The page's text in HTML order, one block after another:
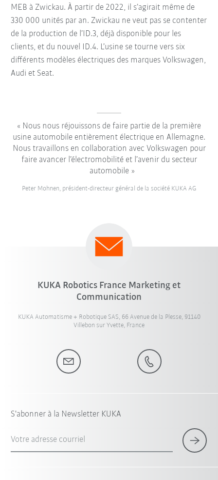
MEB à Zwickau. À partir de 2022, il s’agirait même de
330 000 unités par an. Zwickau ne veut pas se contenter
de la production de l’ID.3, déjà disponible pour les
clients, et du nouvel ID.4. L’usine se tourne vers six
différents modèles électriques des marques Volkswagen,
Audi et Seat.
Nous nous réjouissons de faire partie de la première
usine automobile entièrement électrique en Allemagne.
Nous travaillons en collaboration avec Volkswagen pour
faire avancer l’électromobilité et l’avenir du secteur
automobile
Peter Mohnen, président-directeur général de la société KUKA AG
KUKA Robotics France Marketing et
Communication
KUKA Automatisme + Robotique SAS, 66 Avenue de la Plesse, 91140
Villebon sur Yvette, France
S'abonner à la Newsletter KUKA
Votre adresse courriel